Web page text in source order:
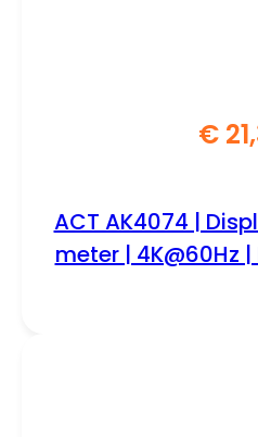
€
ACT AK4074 |
meter | 4K@60Hz |